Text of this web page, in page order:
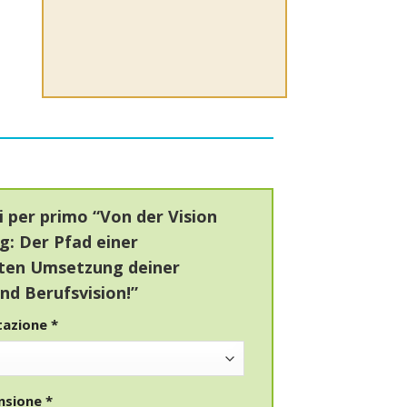
per primo “Von der Vision
Der Pfad einer
Umsetzung deiner
Berufsvision!”
*
*